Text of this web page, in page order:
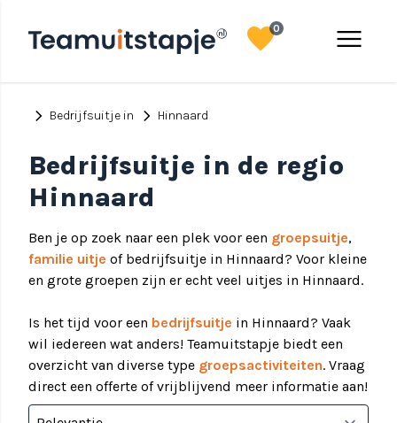
menu
favorite0
chevron_right Bedrijfsuitje in chevron_right Hinnaard
Bedrijfsuitje in de regio
Hinnaard
Ben je op zoek naar een plek voor een groepsuitje,
familie uitje of bedrijfsuitje in Hinnaard? Voor kleine
en grote groepen zijn er echt veel uitjes in Hinnaard.
Is het tijd voor een bedrijfsuitje in Hinnaard? Vaak
wil iedereen wat anders! Teamuitstapje biedt een
overzicht van diverse type groepsactiviteiten. Vraag
direct een offerte of vrijblijvend meer informatie aan!